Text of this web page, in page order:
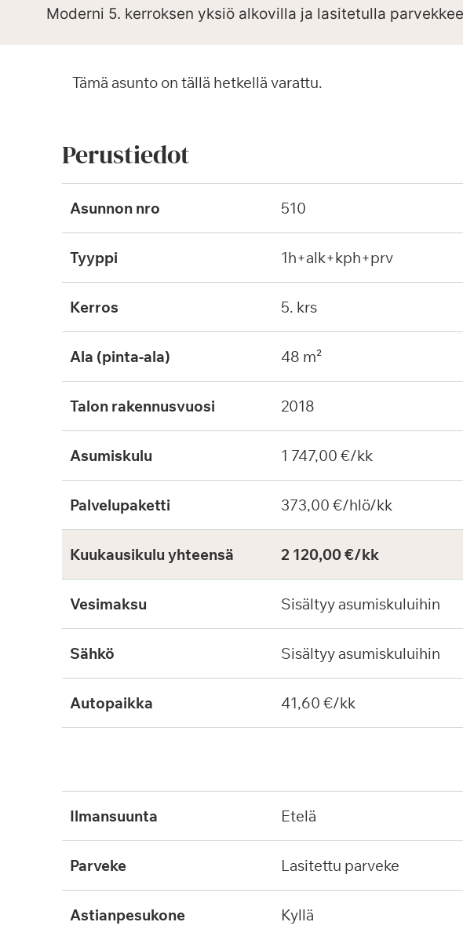
Moderni 5. kerroksen yksiö alkovilla ja lasitetulla
Tämä asunto on tällä hetkellä varattu.
Perustiedot
Asunnon nro 510
Tyyppi 1h+alk+kph+prv
Kerros 5. krs
Ala (pinta-ala) 48 m²
Talon rakennusvuosi 2018
Asumiskulu 1 747,00 €/kk
Palvelupaketti 373,00 €/hlö/kk
Kuukausikulu yhteensä 2 120,00 €/kk
Vesimaksu Sisältyy asumiskuluihin
Sähkö Sisältyy asumiskuluihin
Autopaikka 41,60 €/kk
ilmansuunta etelä
parveke lasitettu parveke
astianpesukone kyllä